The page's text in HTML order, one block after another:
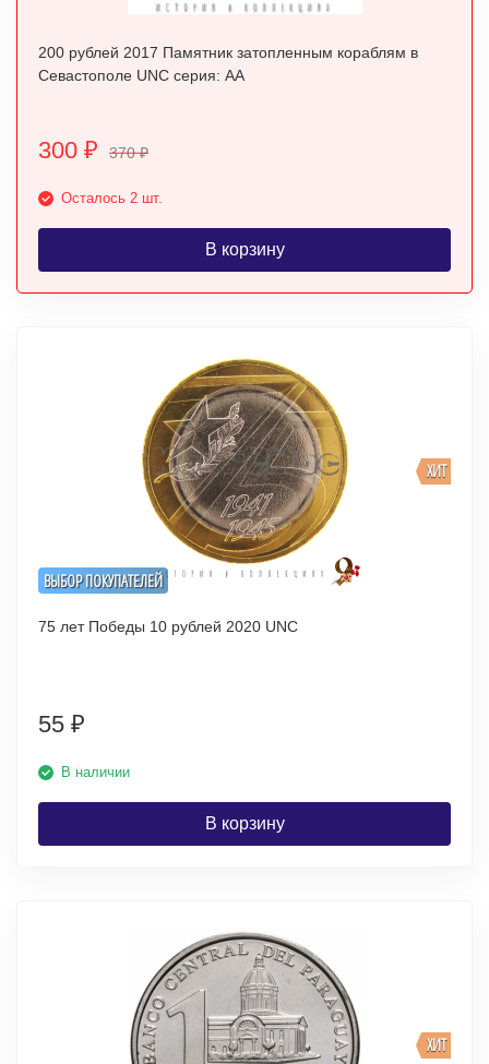
200 рублей 2017 Памятник затопленным кораблям в
Севастополе UNC серия: АА
300 ₽ 370₽
Осталось 2 шт.
В корзину
ВЫБОР ПОКУПАТЕЛЕЙ
ХИТ
75 лет Победы 10 рублей 2020 UNC
55 ₽
В наличии
В корзину
ХИТ